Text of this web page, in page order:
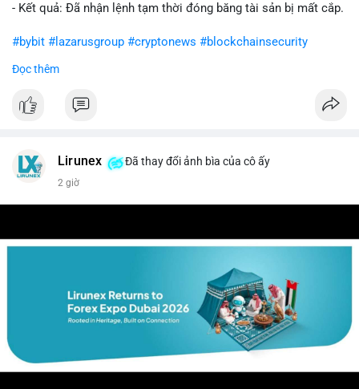
- Kết quả: Đã nhận lệnh tạm thời đóng băng tài sản bị mất cắp.
#bybit #lazarusgroup #cryptonews #blockchainsecurity
$btc $eth
#vlikevn #titanbot
Đọc thêm
Lirunex Đã thay đổi ảnh bìa của cô ấy
2 giờ